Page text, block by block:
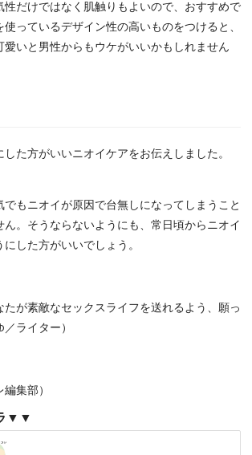
性だけではなく肌触りもよいので、おすすめで
っているデザイン性の高いものをつけると、
愛いと男性からもウケがいいかもしれません
た方がいいニオイケアをお伝えしました。
でもニオイが原因で台無しになってしまうこと
ん。そうならないようにも、常日頃からニオイ
した方がいいでしょう。
たが素敵なセックスライフを送れるよう、願っ
ライター）
集部）
▼▼